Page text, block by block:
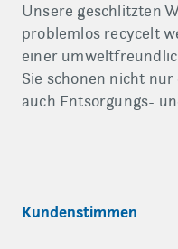
Unsere geschlitzten
problemlos recycelt
einer
Sie schonen nicht
auch Entsorgungs-
Kundenstimmen